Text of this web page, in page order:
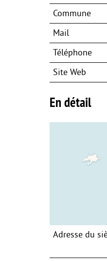
Commune
Mail
Téléphone
Site Web
En détail
Adresse du